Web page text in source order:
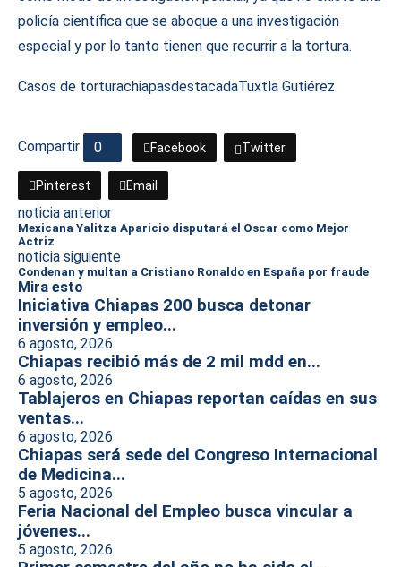
policía científica que se aboque a una investigación
especial y por lo tanto tienen que recurrir a la tortura.
Casos de torturachiapasdestacadaTuxtla Gutiérez
Compartir 0 Facebook Twitter
Pinterest Email
noticia anterior
Mexicana Yalitza Aparicio disputará el Oscar como Mejor
Actriz
noticia siguiente
Condenan y multan a Cristiano Ronaldo en España por fraude
Mira esto
Iniciativa Chiapas 200 busca detonar
inversión y empleo...
6 agosto, 2026
Chiapas recibió más de 2 mil mdd en...
6 agosto, 2026
Tablajeros en Chiapas reportan caídas en sus
ventas...
6 agosto, 2026
Chiapas será sede del Congreso Internacional
de Medicina...
5 agosto, 2026
Feria Nacional del Empleo busca vincular a
jóvenes...
5 agosto, 2026